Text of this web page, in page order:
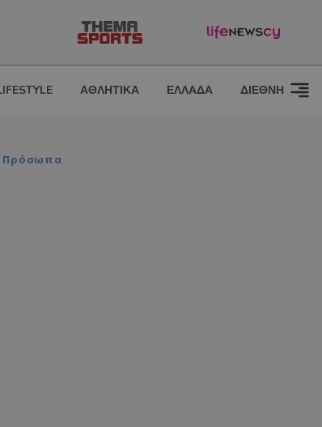
ΑΘΛΗΤΙΚΑ ΕΛΛΑΔΑ ΔΙΕΘΝΗ
Πρόσωπα